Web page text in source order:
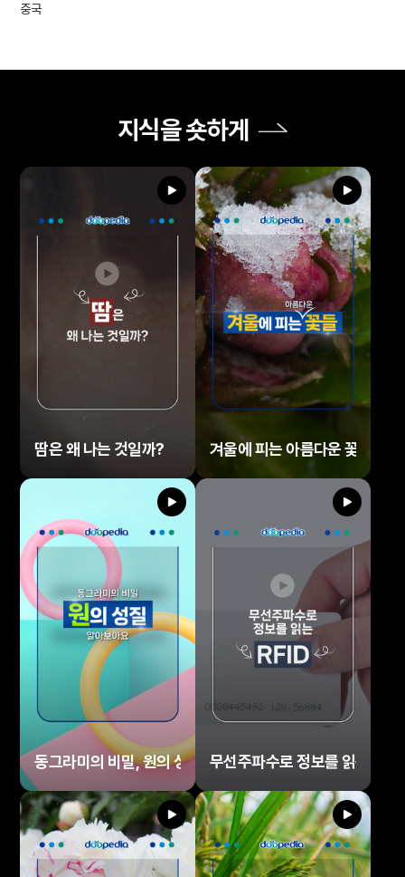
중국
지식을 숏하게
땀은 왜 나는 것일까? 겨울에 피는 아름다운 꽃들
동그라미의 비밀, 원의 성질 알아보아요.무선주파수로 정보를 읽는,